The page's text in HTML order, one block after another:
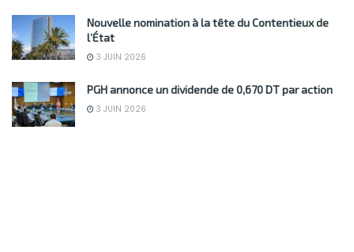
Nouvelle nomination à la tête du Contentieux de
l’État
3 JUIN 2026
PGH annonce un dividende de 0,670 DT par action
3 JUIN 2026